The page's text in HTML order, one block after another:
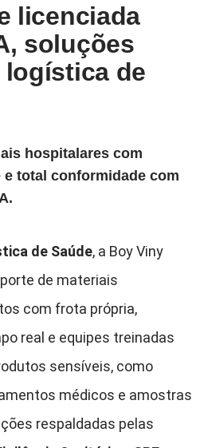
licenciada
soluções
logística de
hospitalares com
total conformidade com
de Saúde, a Boy Viny
de materiais
com frota própria,
real e equipes treinadas
sensíveis, como
médicos e amostras
respaldadas pelas